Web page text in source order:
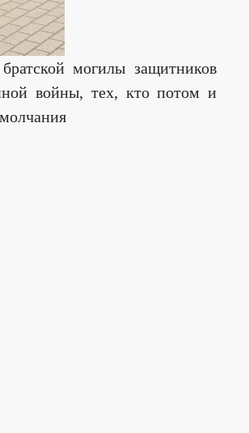
могилы защитников
войны, тех, кто потом и